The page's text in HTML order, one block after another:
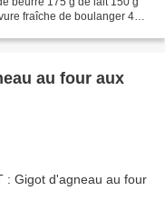
fraîche de boulanger 420
au four aux